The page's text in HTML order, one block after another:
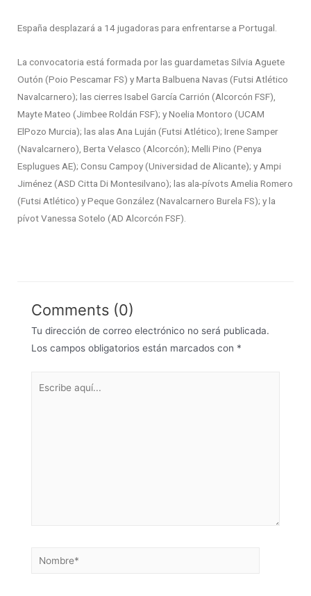
España desplazará a 14 jugadoras para enfrentarse a Portugal.
La convocatoria está formada por las guardametas Silvia Aguete
Outón (Poio Pescamar FS) y Marta Balbuena Navas (Futsi Atlético
Navalcarnero); las cierres Isabel García Carrión (Alcorcón FSF),
Mayte Mateo (Jimbee Roldán FSF); y Noelia Montoro (UCAM
ElPozo Murcia); las alas Ana Luján (Futsi Atlético); Irene Samper
(Navalcarnero), Berta Velasco (Alcorcón); Melli Pino (Penya
Esplugues AE); Consu Campoy (Universidad de Alicante); y Ampi
Jiménez (ASD Citta Di Montesilvano); las ala-pívots Amelia Romero
(Futsi Atlético) y Peque González (Navalcarnero Burela FS); y la
pívot Vanessa Sotelo (AD Alcorcón FSF).
Comments (0)
Tu dirección de correo electrónico no será publicada.
Los campos obligatorios están marcados con *